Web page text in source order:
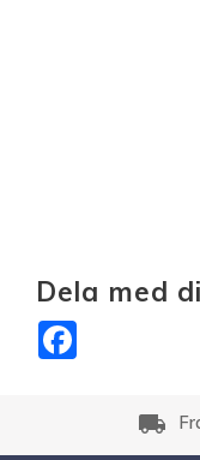
Dela med
local_shipping